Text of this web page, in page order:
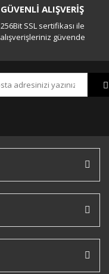
GÜVENLİ ALIŞVERİŞ
256Bit SSL sertifikası ile
alışverişleriniz güvende